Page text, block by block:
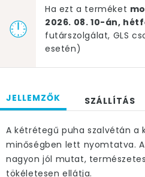
Ha ezt a terméket
2026. 08. 10-án,
futárszolgálat, GLS
esetén)
JELLEMZŐK SZÁLLÍTÁS
A kétrétegű puha szalvétán a
minőségben lett nyomtatva.
nagyon jól mutat,
tökéletesen ellátja.